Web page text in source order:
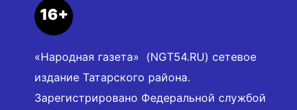
16+
«Народная газета» (NGT54.RU) сетевое
издание Татарского района.
Зарегистрировано Федеральной службой